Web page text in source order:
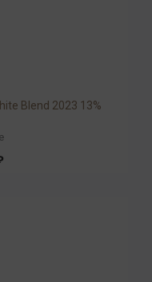
Blend 2023 13%